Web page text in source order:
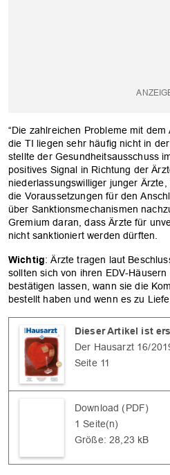
“Die zahlreichen Probleme mit
die TI liegen sehr häufig nicht in
stellte der Gesundheitsausschuss
positives Signal in Richtung der
niederlassungswilliger junger
die Voraussetzungen für den
über Sanktionsmechanismen
Gremium daran, dass Ärzte für
nicht sanktioniert werden dürften.
Wichtig: Ärzte tragen laut
sollten sich von ihren EDV-
bestätigen lassen, wann sie die
bestellt haben und wenn es zu
Dieser Artikel ist
Der Hausarzt 16/
Seite 11
Download (PDF)
1 Seite(n)
Größe: 28,23 kB